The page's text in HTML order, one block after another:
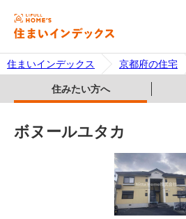
住まいインデックス 京都府の住宅
住みたい方へ
ボヌールユタカ